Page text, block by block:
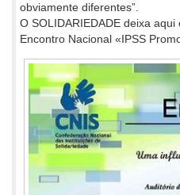
obviamente diferentes”.
O SOLIDARIEDADE deixa
Encontro Nacional «IPSS